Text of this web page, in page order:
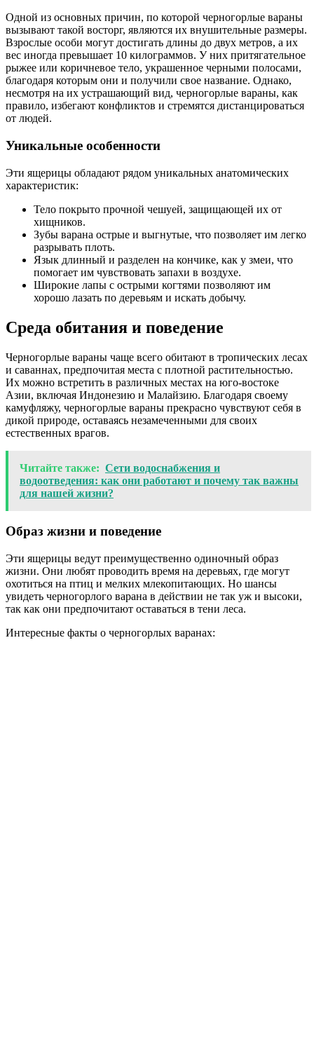
Одной из основных причин, по которой черногорлые вараны
вызывают такой восторг, являются их внушительные размеры.
Взрослые особи могут достигать длины до двух метров, а их
вес иногда превышает 10 килограммов. У них притягательное
рыжее или коричневое тело, украшенное черными полосами,
благодаря которым они и получили свое название. Однако,
несмотря на их устрашающий вид, черногорлые вараны, как
правило, избегают конфликтов и стремятся дистанцироваться
от людей.
Уникальные особенности
Эти ящерицы обладают рядом уникальных анатомических
характеристик:
Тело покрыто прочной чешуей, защищающей их от
хищников.
Зубы варана острые и выгнутые, что позволяет им легко
разрывать плоть.
Язык длинный и разделен на кончике, как у змеи, что
помогает им чувствовать запахи в воздухе.
Широкие лапы с острыми когтями позволяют им
хорошо лазать по деревьям и искать добычу.
Среда обитания и поведение
Черногорлые вараны чаще всего обитают в тропических лесах
и саваннах, предпочитая места с плотной растительностью.
Их можно встретить в различных местах на юго-востоке
Азии, включая Индонезию и Малайзию. Благодаря своему
камуфляжу, черногорлые вараны прекрасно чувствуют себя в
дикой природе, оставаясь незамеченными для своих
естественных врагов.
Читайте также: Сети водоснабжения и
водоотведения: как они работают и почему так важны
для нашей жизни?
Образ жизни и поведение
Эти ящерицы ведут преимущественно одиночный образ
жизни. Они любят проводить время на деревьях, где могут
охотиться на птиц и мелких млекопитающих. Но шансы
увидеть черногорлого варана в действии не так уж и высоки,
так как они предпочитают оставаться в тени леса.
Интересные факты о черногорлых варанах: